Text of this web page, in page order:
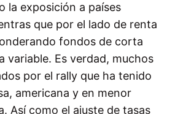
la exposición a países
que por el lado de renta
fondos de corta
variable. Es verdad, muchos
por el rally que ha tenido
americana y en menor
Así como el ajuste de tasas